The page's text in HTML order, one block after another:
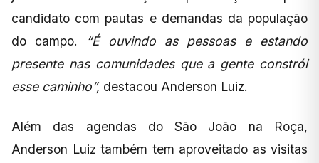
candidato com pautas e demandas da população
do campo.
“É ouvindo as pessoas e estando
presente nas comunidades que a gente constrói
esse caminho”, destacou Anderson Luiz.
Além das agendas do São João na Roça,
Anderson Luiz também tem aproveitado as visitas